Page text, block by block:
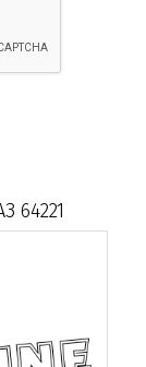
64221